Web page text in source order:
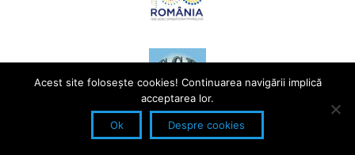
© Școala Gimnazială, Comuna Brazi. Toate drepturile
Acest site foloseşte cookies! Continuarea navigării implică
acceptarea lor.
Ok Despre cookies